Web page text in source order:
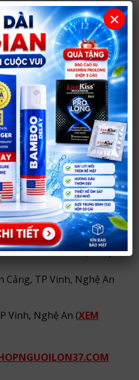
Có LưỡiỞ Đâu Uy Tín?
LỚN 37để mua trực tiếp:
TP Vinh, Nghệ An
Vinh, Nghệ An (XEM
×